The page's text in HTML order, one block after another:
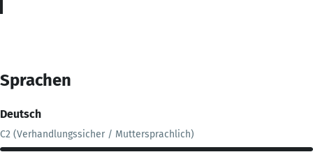
Sprachen
Deutsch
C2 (Verhandlungssicher / Muttersprachlich)